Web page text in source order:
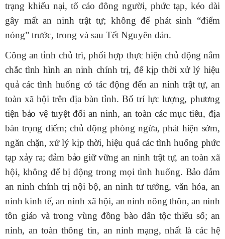
trạng khiếu nại, tố cáo đông người, phức tạp, kéo dài
gây mất an ninh trật tự; không để phát sinh “điểm
nóng” trước, trong và sau Tết Nguyên đán.
Công an tỉnh chủ trì, phối hợp thực hiện chủ động nắm
chắc tình hình an ninh chính trị, để kịp thời xử lý hiệu
quả các tình huống có tác động đến an ninh trật tự, an
toàn xã hội trên địa bàn tỉnh. Bố trí lực lượng, phương
tiện bảo vệ tuyệt đối an ninh, an toàn các mục tiêu, địa
bàn trọng điểm; chủ động phòng ngừa, phát hiện sớm,
ngăn chặn, xử lý kịp thời, hiệu quả các tình huống phức
tạp xảy ra; đảm bảo giữ vững an ninh trật tự, an toàn xã
hội, không để bị động trong mọi tình huống. Bảo đảm
an ninh chính trị nội bộ, an ninh tư tưởng, văn hóa, an
ninh kinh tế, an ninh xã hội, an ninh nông thôn, an ninh
tôn giáo và trong vùng đồng bào dân tộc thiểu số; an
ninh, an toàn thông tin, an ninh mạng, nhất là các hệ